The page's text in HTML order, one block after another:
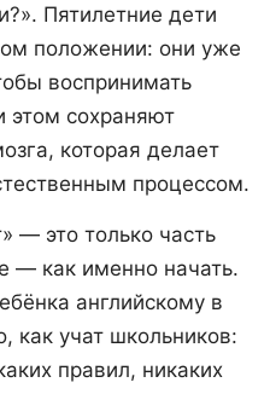
Пятилетние дети
положении: они уже
воспринимать
этом сохраняют
которая делает
процессом.
— это только часть
— как именно начать.
английскому в
как учат школьников:
правил, никаких